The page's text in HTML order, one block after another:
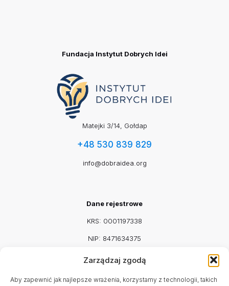
Zarządzaj zgodą
Aby zapewnić jak najlepsze wrażenia, korzystamy z technologii, takich
Fundacja Instytut Dobrych Idei
Matejki 3/14, Gołdap
+48 530 839 829
info@dobraidea.org
Dane rejestrowe
KRS: 0001197338
NIP: 8471634375
REGON: 542917115
Facebook
Mail